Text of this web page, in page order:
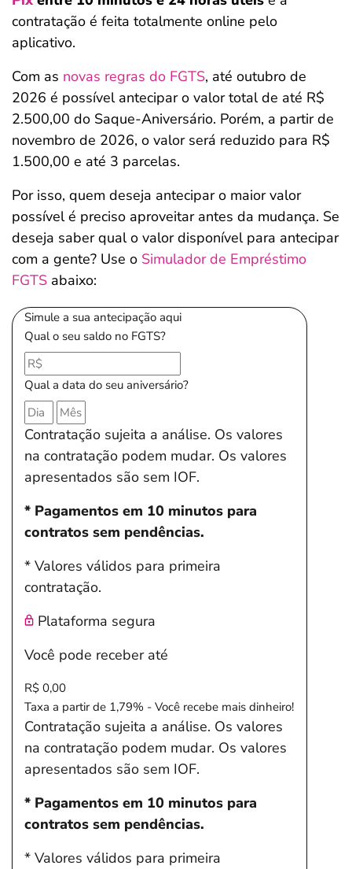
contratação é feita totalmente online pelo
aplicativo.
Com as novas regras do FGTS, até outubro de
2026 é possível antecipar o valor total de até R$
2.500,00 do Saque-Aniversário. Porém, a partir de
novembro de 2026, o valor será reduzido para R$
1.500,00 e até 3 parcelas.
Por isso, quem deseja antecipar o maior valor
possível é preciso aproveitar antes da mudança. Se
deseja saber qual o valor disponível para antecipar
com a gente? Use o Simulador de Empréstimo
FGTS abaixo:
Simule a sua antecipação aqui
Qual o seu saldo no FGTS?
Qual a data do seu aniversário?
Contratação sujeita a análise. Os valores
na contratação podem mudar. Os valores
apresentados são sem IOF.
* Pagamentos em 10 minutos para
contratos sem pendências.
* Valores válidos para primeira
contratação.
Plataforma segura
Você pode receber até
R$ 0,00
Taxa a partir de 1,79% - Você recebe mais dinheiro!
Contratação sujeita a análise. Os valores
na contratação podem mudar. Os valores
apresentados são sem IOF.
* Pagamentos em 10 minutos para
contratos sem pendências.
* Valores válidos para primeira